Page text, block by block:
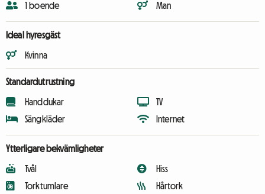
1 boende Man
Ideal hyresgäst
Kvinna
Standardutrustning
Handdukar
Sängkläder
TV
Internet
Ytterligare bekvämligheter
Tvål
Torktumlare
Hiss
Hårtork